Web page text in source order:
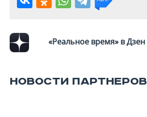
«Реальное время» в Дзен
НОВОСТИ ПАРТНЕРОВ